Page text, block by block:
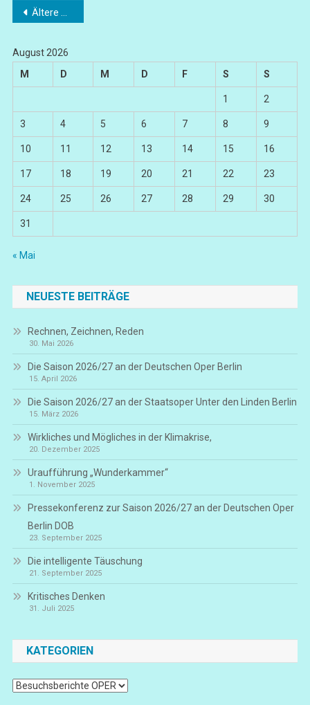
Beitragsnavigation
Ältere Beiträge
August 2026
M
D M D F S S
1 2
3 4 5 6 7 8 9
10 11 12 13 14 15 16
17 18 19 20 21 22 23
24 25 26 27 28 29 30
31
« Mai
NEUESTE BEITRÄGE
Rechnen, Zeichnen, Reden
30. Mai 2026
Die Saison 2026/27 an der Deutschen Oper Berlin
15. April 2026
Die Saison 2026/27 an der Staatsoper Unter den Linden Berlin
15. März 2026
Wirkliches und Mögliches in der Klimakrise,
20. Dezember 2025
Uraufführung „Wunderkammer“
1. November 2025
Pressekonferenz zur Saison 2026/27 an der Deutschen Oper
Berlin DOB
23. September 2025
Die intelligente Täuschung
21. September 2025
Kritisches Denken
31. Juli 2025
KATEGORIEN
Kategorien